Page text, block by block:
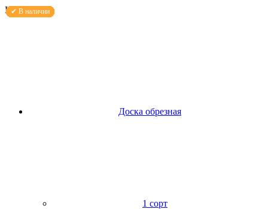
Каталог
Доска обрезная
1 сорт